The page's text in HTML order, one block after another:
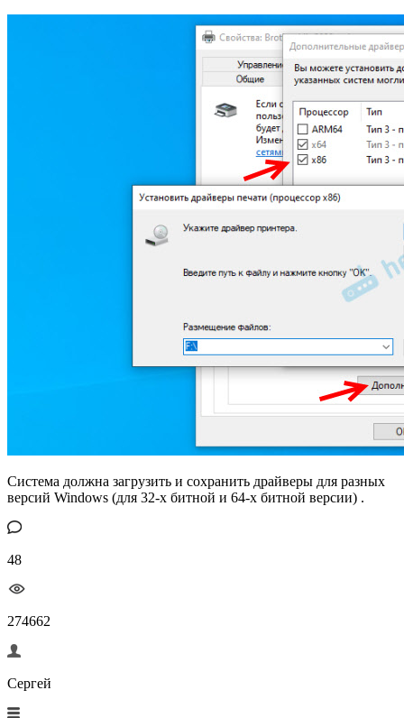
Система должна загрузить и сохранить драйверы для разных
версий Windows (для 32-х битной и 64-х битной версии) .
48
274662
Сергей